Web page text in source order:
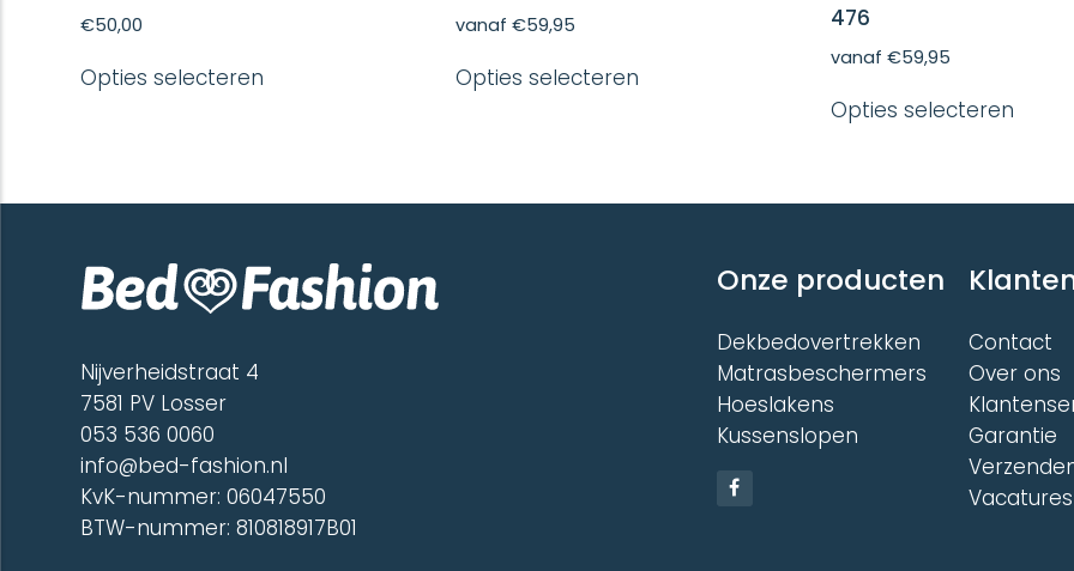
€50,00
Opties selecteren
optie
worden
op
de
vanaf €59,95
Opties selecterenproduct
optie
productpagina
476
vanaf €59,95
Opties selecteren
Deze
op
de
Nijverheidstraat 4
7581 PV Losser
053 536 0060
info@bed-fashion.nl
KvK-nummer: 06047550
BTW-nummer: 810818917B01
Onze producten
Dekbedovertrekken
Matrasbeschermers
Hoeslakens
Kussenslopen
Contact
Over ons
Garantie
Vacatures